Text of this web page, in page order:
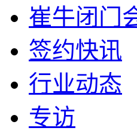
崔牛闭门
签约快讯
行业动态
专访